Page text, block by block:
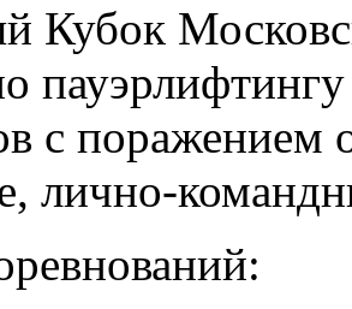
Кубок
с поражением
лично-